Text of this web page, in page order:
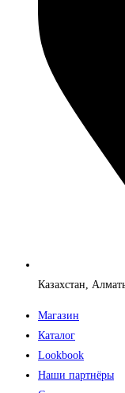
Казахстан,
Магазин
Каталог
Lookbook
Наши партнёры